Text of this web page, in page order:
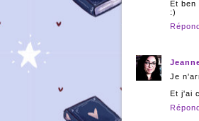
Et ben
:)
Je
Et j'ai